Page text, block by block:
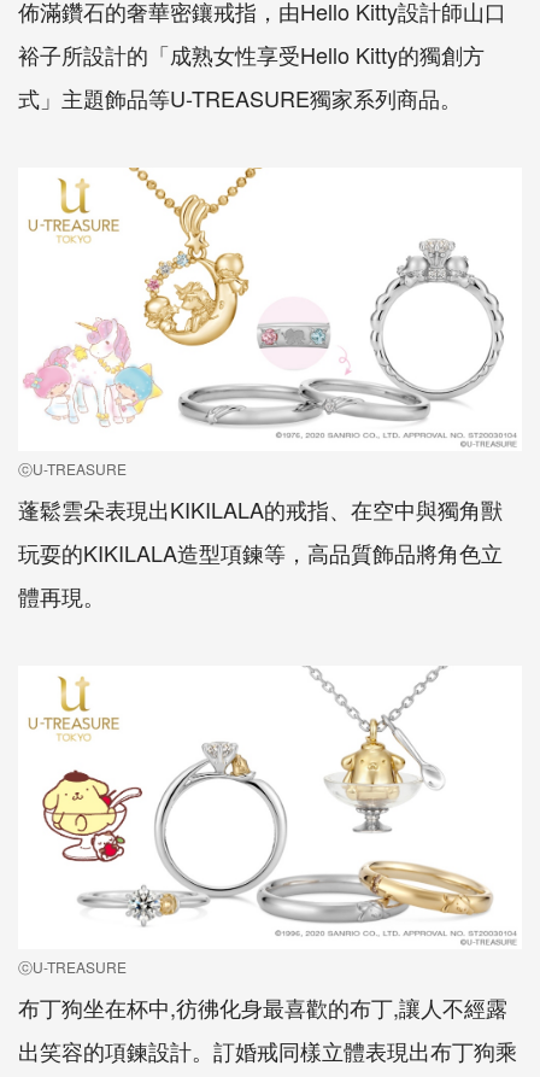
佈滿鑽石的奢華密鑲戒指，由Hello Kitty設計師山口
裕子所設計的「成熟女性享受Hello Kitty的獨創方
式」主題飾品等U-TREASURE獨家系列商品。
ⓒU-TREASURE
蓬鬆雲朵表現出KIKILALA的戒指、在空中與獨角獸
玩耍的KIKILALA造型項鍊等，高品質飾品將角色立
體再現。
ⓒU-TREASURE
布丁狗坐在杯中,彷彿化身最喜歡的布丁,讓人不經露
出笑容的項鍊設計。訂婚戒同樣立體表現出布丁狗乘